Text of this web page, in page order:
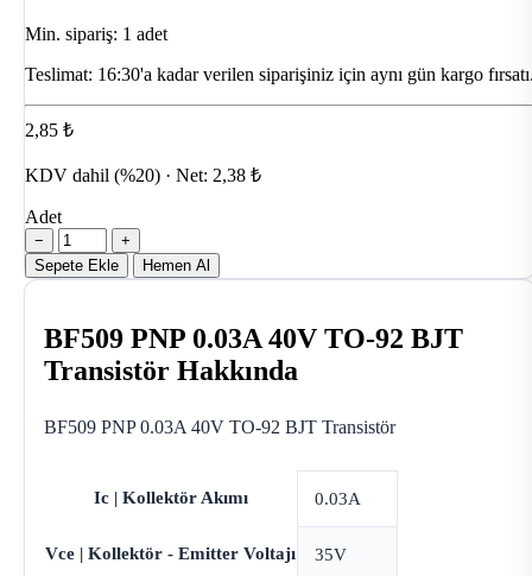
Min. sipariş: 1 adet
Teslimat: 16:30'a kadar verilen siparişiniz için aynı gün kargo
2,85 ₺
KDV dahil (%20) · Net: 2,38 ₺
Adet
−
+
Sepete Ekle
Hemen Al
BF509 PNP 0.03A 40V TO-92 BJT
Transistör Hakkında
BF509 PNP 0.03A 40V TO-92 BJT Transistör
Ic | Kollektör Akımı 0.03A
Vce | Kollektör - Emitter Voltajı 35V